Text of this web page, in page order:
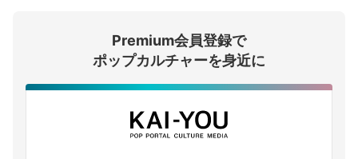
ログインする
Premium会員登録で
ポップカルチャーを身近に